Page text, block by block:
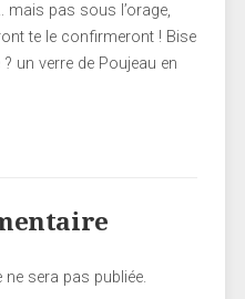
mais pas sous l’orage,
te le confirmeront ! Bise
un verre de Poujeau en
sera pas publiée.